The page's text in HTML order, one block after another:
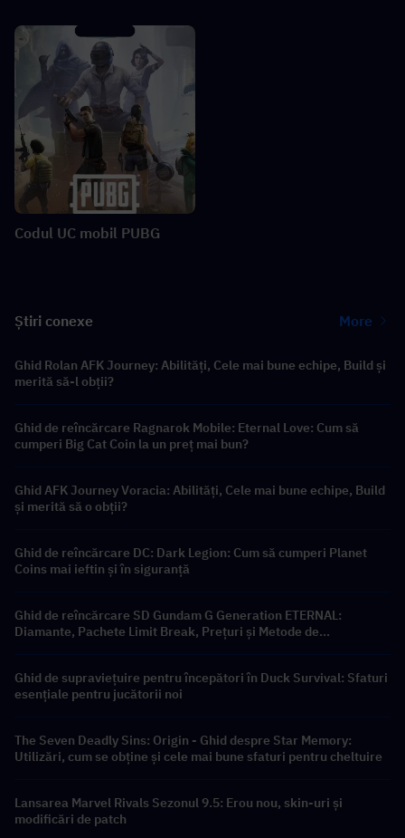
Codul UC mobil PUBG
Știri conexe More
Ghid Rolan AFK Journey: Abilități, Cele mai bune echipe, Build și
merită să-l obții?
Ghid de reîncărcare Ragnarok Mobile: Eternal Love: Cum să
cumperi Big Cat Coin la un preț mai bun?
Ghid AFK Journey Voracia: Abilități, Cele mai bune echipe, Build
și merită să o obții?
Ghid de reîncărcare DC: Dark Legion: Cum să cumperi Planet
Coins mai ieftin și în siguranță
Ghid de reîncărcare SD Gundam G Generation ETERNAL:
Diamante, Pachete Limit Break, Prețuri și Metode de
Ghid de supraviețuire pentru începători în Duck Survival: Sfaturi
esențiale pentru jucătorii noi
The Seven Deadly Sins: Origin - Ghid despre Star Memory:
Utilizări, cum se obține și cele mai bune sfaturi pentru cheltuire
Lansarea Marvel Rivals Sezonul 9.5: Erou nou, skin-uri și
modificări de patch